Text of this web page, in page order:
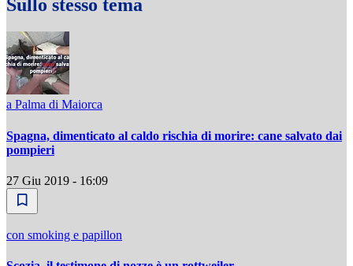
Sullo stesso tema
a Palma di Maiorca
Spagna, dimenticato al caldo rischia di morire: cane salvato dai
pompieri
27 Giu 2019 - 16:09
con smoking e papillon